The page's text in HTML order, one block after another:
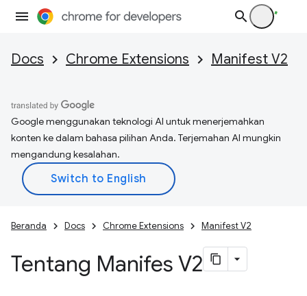
Docs Chrome Extensions Manifest V2
Google menggunakan teknologi AI untuk menerjemahkan
konten ke dalam bahasa pilihan Anda. Terjemahan AI mungkin
mengandung kesalahan.
Beranda Docs Chrome Extensions Manifest V2
Tentang Manifes V2